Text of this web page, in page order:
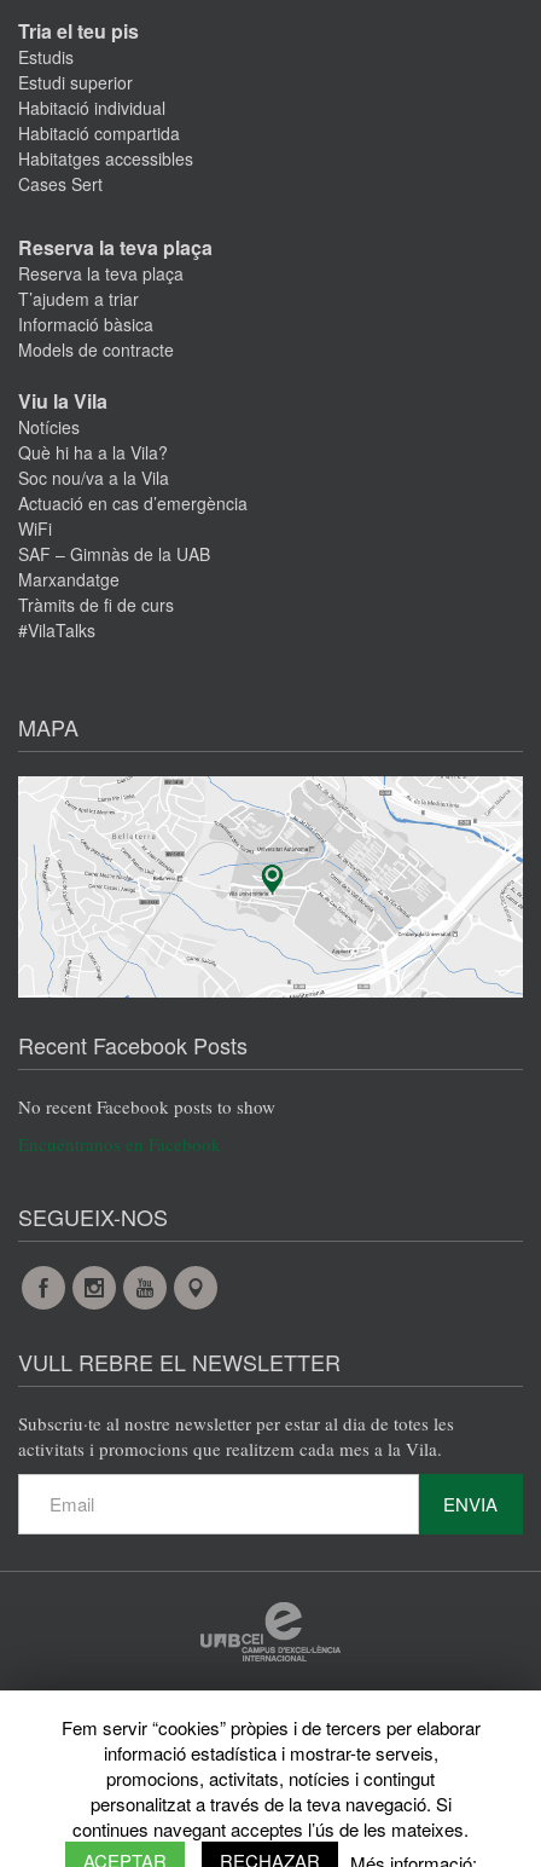
Tria el teu pis
Estudis
Estudi superior
Habitació individual
Habitació compartida
Habitatges accessibles
Cases Sert
Reserva la teva plaça
Reserva la teva plaça
T’ajudem a triar
Informació bàsica
Models de contracte
Viu la Vila
Notícies
Què hi ha a la Vila?
Soc nou/va a la Vila
Actuació en cas d’emergència
WiFi
SAF – Gimnàs de la UAB
Marxandatge
Tràmits de fi de curs
#VilaTalks
MAPA
Recent Facebook Posts
No recent Facebook posts to show
Encuéntranos en Facebook
SEGUEIX-NOS
FacebookInstagram
YouTubeMaps
VULL REBRE EL NEWSLETTER
Subscriu·te al nostre newsletter per estar al dia de totes les
activitats i promocions que realitzem cada mes a la Vila.
ENVIA
Avís legal
Privacy policy
Sobre el web
Directori de la UAB
© 2026 Vila Universitària UAB Tots els drets reservats
Fem servir “cookies” pròpies i de tercers per elaborar
informació estadística i mostrar-te serveis,
promocions, activitats, notícies i contingut
personalitzat a través de la teva navegació. Si
continues navegant acceptes l’ús de les mateixes.
ACEPTAR
RECHAZAR